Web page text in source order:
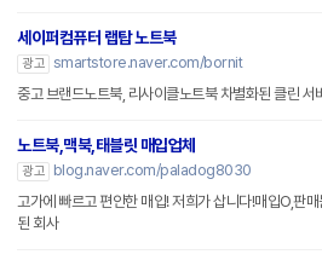
세이퍼컴퓨터 랩탑 노트북
광고 smartstore.naver.com/bornit
중고 브랜드노트북, 리사이클노트북 차별화된 클린 서
노트북,맥북,태블릿 매입업체
광고
blog.naver.com/paladog8030
고가에 빠르고 편안한 매입! 저희가 삽니다!매입O,판
된 회사